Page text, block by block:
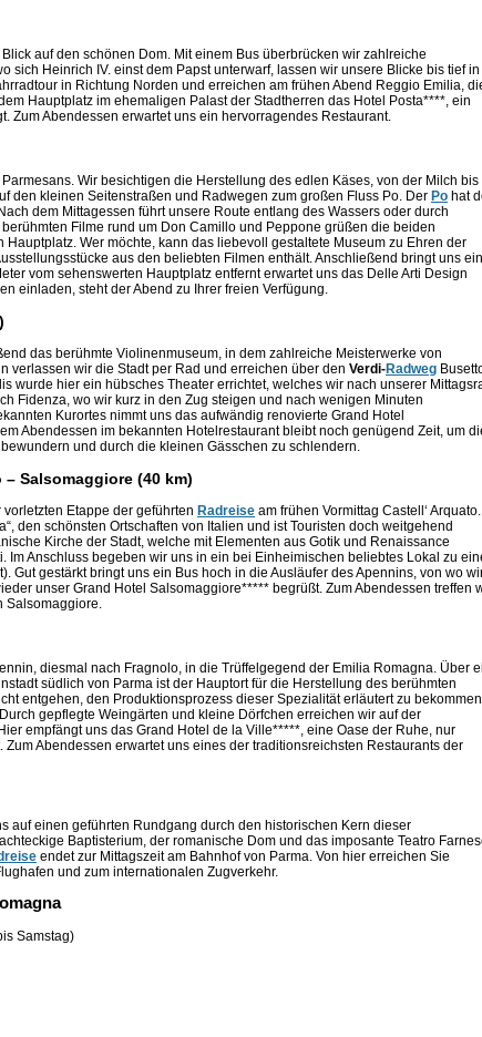
auf den schönen Dom. Mit einem Bus überbrücken wir zahlreiche
sich Heinrich IV. einst dem Papst unterwarf, lassen wir unsere Blicke bis tief in
in Richtung Norden und erreichen am frühen Abend Reggio Emilia,
Hauptplatz im ehemaligen Palast der Stadtherren das Hotel Posta****, ein
Zum Abendessen erwartet uns ein hervorragendes Restaurant.
Wir besichtigen die Herstellung des edlen Käses, von der Milch bis
den kleinen Seitenstraßen und Radwegen zum großen Fluss Po. Der Po hat
dem Mittagessen führt unsere Route entlang des Wassers oder durch
Filme rund um Don Camillo und Peppone grüßen die beiden
Wer möchte, kann das liebevoll gestaltete Museum zu Ehren der
aus den beliebten Filmen enthält. Anschließend bringt uns ein
vom sehenswerten Hauptplatz entfernt erwartet uns das Delle Arti Design
einladen, steht der Abend zu Ihrer freien Verfügung.
das berühmte Violinenmuseum, in dem zahlreiche Meisterwerke von
verlassen wir die Stadt per Rad und erreichen über den Verdi-Radweg
wurde hier ein hübsches Theater errichtet, welches wir nach unserer
Fidenza, wo wir kurz in den Zug steigen und nach wenigen Minuten
Kurortes nimmt uns das aufwändig renovierte Grand Hotel
Abendessen im bekannten Hotelrestaurant bleibt noch genügend Zeit, um
und durch die kleinen Gässchen zu schlendern.
Salsomaggiore (40 km)
Etappe der geführten Radreise am frühen Vormittag Castell‘ Arquato.
den schönsten Ortschaften von Italien und ist Touristen doch weitgehend
Kirche der Stadt, welche mit Elementen aus Gotik und Renaissance
Im Anschluss begeben wir uns in ein bei Einheimischen beliebtes Lokal zu
Gut gestärkt bringt uns ein Bus hoch in die Ausläufer des Apennins, von wo
unser Grand Hotel Salsomaggiore***** begrüßt. Zum Abendessen treffen
Salsomaggiore.
diesmal nach Fragnolo, in die Trüffelgegend der Emilia Romagna. Über
südlich von Parma ist der Hauptort für die Herstellung des berühmten
entgehen, den Produktionsprozess dieser Spezialität erläutert zu
gepflegte Weingärten und kleine Dörfchen erreichen wir auf der
empfängt uns das Grand Hotel de la Ville*****, eine Oase der Ruhe, nur
Abendessen erwartet uns eines der traditionsreichsten Restaurants der
auf einen geführten Rundgang durch den historischen Kern dieser
Baptisterium, der romanische Dom und das imposante Teatro
endet zur Mittagszeit am Bahnhof von Parma. Von hier erreichen Sie
und zum internationalen Zugverkehr.
Samstag)